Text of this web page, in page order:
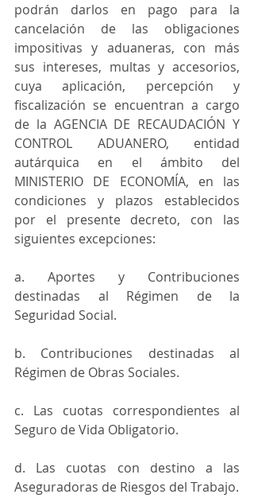
podrán darlos en pago para la
cancelación de las obligaciones
impositivas y aduaneras, con más
sus intereses, multas y accesorios,
cuya aplicación, percepción y
fiscalización se encuentran a cargo
de la AGENCIA DE RECAUDACIÓN Y
CONTROL ADUANERO, entidad
autárquica en el ámbito del
MINISTERIO DE ECONOMÍA, en las
condiciones y plazos establecidos
por el presente decreto, con las
siguientes excepciones:
a. Aportes y Contribuciones
destinadas al Régimen de la
Seguridad Social.
b. Contribuciones destinadas al
Régimen de Obras Sociales.
c. Las cuotas correspondientes al
Seguro de Vida Obligatorio.
d. Las cuotas con destino a las
Aseguradoras de Riesgos del Trabajo.